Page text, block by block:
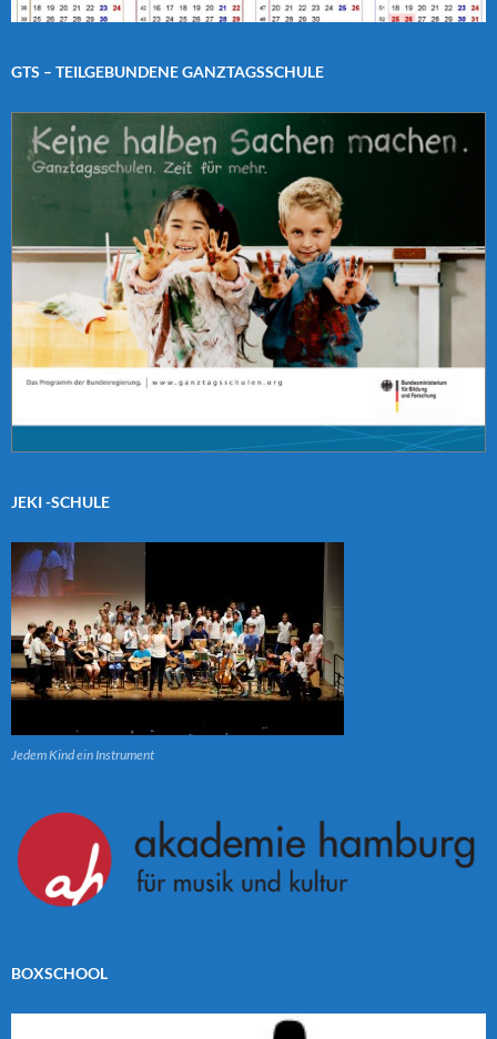
GTS – TEILGEBUNDENE GANZTAGSSCHULE
JEKI -SCHULE
Jedem Kind ein Instrument
BOXSCHOOL